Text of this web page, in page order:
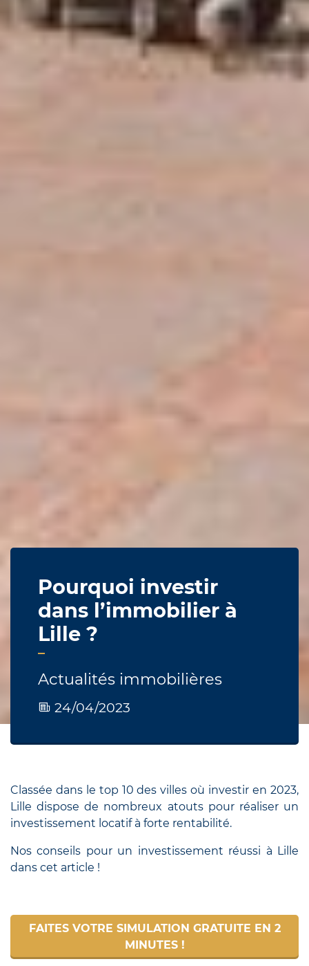
Pourquoi investir
dans l’immobilier à
Lille ?
Actualités immobilières
24/04/2023
Classée dans le top 10 des villes où investir en 2023,
Lille dispose de nombreux atouts pour réaliser un
investissement locatif à forte rentabilité.
Nos conseils pour un investissement réussi à Lille
dans cet article !
FAITES VOTRE SIMULATION GRATUITE EN 2
MINUTES !